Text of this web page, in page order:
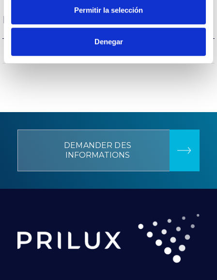
Permitir la selección
Denegar
Données générales
DEMANDER DES
INFORMATIONS